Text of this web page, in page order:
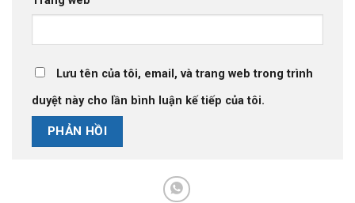
Lưu tên của tôi, email, và trang web trong trình
duyệt này cho lần bình luận kế tiếp của tôi.